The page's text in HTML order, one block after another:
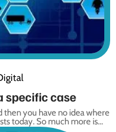
specific case
you have no idea where
today. So much more is…